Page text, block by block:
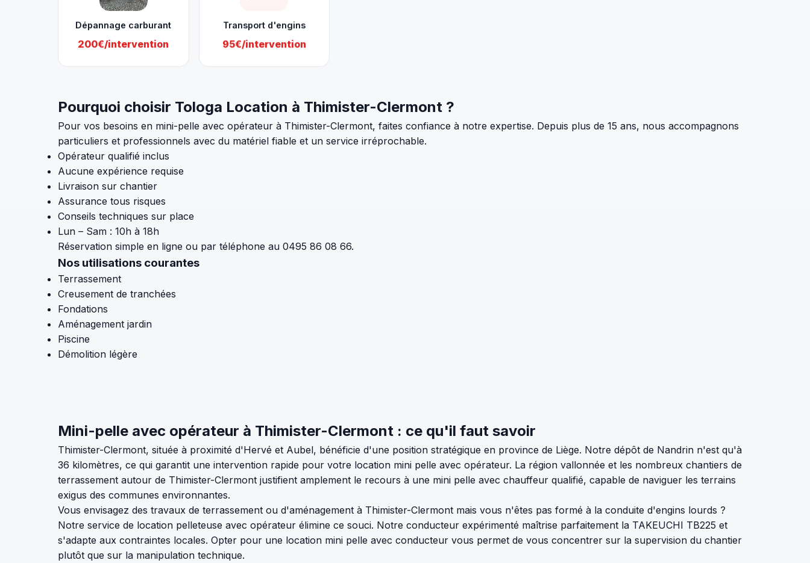
Dépannage carburant
200€/intervention
Transport d'engins
95€/intervention
Pourquoi choisir Tologa Location à Thimister-Clermont ?
Pour vos besoins en mini-pelle avec opérateur à Thimister-Clermont, faites confiance à notre expertise. Depuis plus de 15 ans, nous accompagnons
particuliers et professionnels avec du matériel fiable et un service irréprochable.
Opérateur qualifié inclus
Aucune expérience requise
Livraison sur chantier
Assurance tous risques
Conseils techniques sur place
Lun – Sam : 10h à 18h
Réservation simple en ligne ou par téléphone au 0495 86 08 66.
Nos utilisations courantes
Terrassement
Creusement de tranchées
Fondations
Aménagement jardin
Piscine
Démolition légère
Mini-pelle avec opérateur à Thimister-Clermont : ce qu'il faut savoir
Thimister-Clermont, située à proximité d'Hervé et Aubel, bénéficie d'une position stratégique en province de Liège. Notre dépôt de Nandrin n'est qu'à
36 kilomètres, ce qui garantit une intervention rapide pour votre location mini pelle avec opérateur. La région vallonnée et les nombreux chantiers de
terrassement autour de Thimister-Clermont justifient amplement le recours à une mini pelle avec chauffeur qualifié, capable de naviguer les terrains
exigus des communes environnantes.
Vous envisagez des travaux de terrassement ou d'aménagement à Thimister-Clermont mais vous n'êtes pas formé à la conduite d'engins lourds ?
Notre service de location pelleteuse avec opérateur élimine ce souci. Notre conducteur expérimenté maîtrise parfaitement la TAKEUCHI TB225 et
s'adapte aux contraintes locales. Opter pour une location mini pelle avec conducteur vous permet de vous concentrer sur la supervision du chantier
plutôt que sur la manipulation technique.